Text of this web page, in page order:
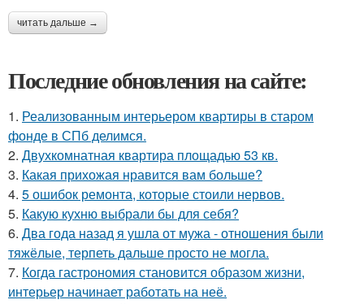
читать дальше →
Последние обновления на сайте:
1. Реализованным интерьером квартиры в старом
фонде в СПб делимся.
2. Двухкомнатная квартира площадью 53 кв.
3. Какая прихожая нравится вам больше?
4. 5 ошибок ремонта, которые стоили нервов.
5. Какую кухню выбрали бы для себя?
6. Два года назад я ушла от мужа - отношения были
тяжёлые, терпеть дальше просто не могла.
7. Когда гастрономия становится образом жизни,
интерьер начинает работать на неё.